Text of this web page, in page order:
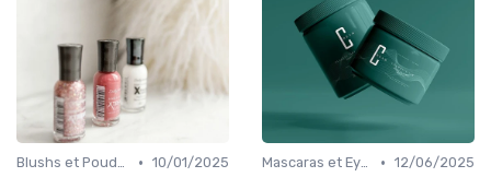
Blushs et Poudres • 10/01/2025
Mascaras et Eyeliners • 12/06/2025